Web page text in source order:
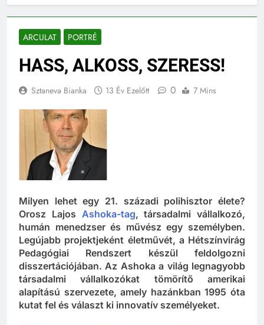
ARCULAT PORTRÉ
HASS, ALKOSS, SZERESS!
Milyen lehet egy 21. századi polihisztor élete?
Orosz LajosAshoka-tag, társadalmi vállalkozó,
humán menedzser és művész egy személyben.
Legújabb projektjeként életművét, a Hétszínvirág
Pedagógiai Rendszert készül feldolgozni
disszertációjában. Az Ashoka a világ legnagyobb
társadalmi vállalkozókat tömörítő amerikai
alapítású szervezete, amely hazánkban 1995 óta